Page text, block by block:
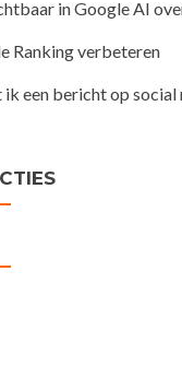
in Google AI
Ranking verbeteren
een bericht op social